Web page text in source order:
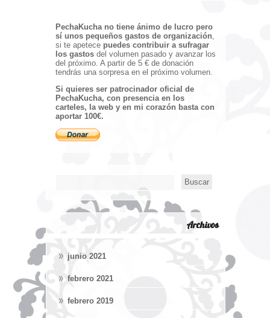
PechaKucha no tiene ánimo de lucro pero
sí unos pequeños gastos de organización,
si te apetece puedes contribuir a sufragar
los gastos del volumen pasado y avanzar los
del próximo. A partir de 5 € de donación
tendrás una sorpresa en el próximo volumen.
Si quieres ser patrocinador oficial de
PechaKucha, con presencia en los
carteles, la web y en mi corazón basta con
aportar 100€.
Archivos
junio 2021
febrero 2021
febrero 2019